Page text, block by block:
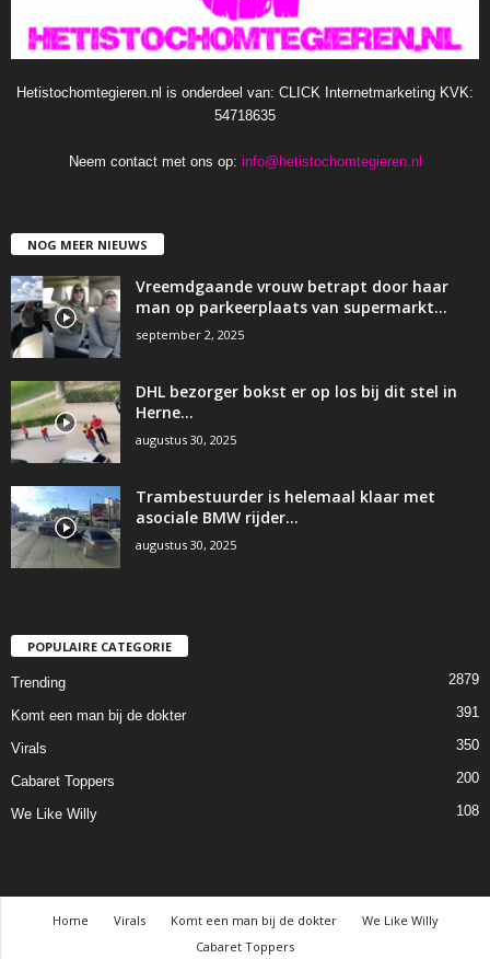
Hetistochomtegieren.nl is onderdeel van: CLICK Internetmarketing KVK:
54718635
Neem contact met ons op: info@hetistochomtegieren.nl
NOG MEER NIEUWS
Vreemdgaande vrouw betrapt door haar
man op parkeerplaats van supermarkt…
september 2, 2025
DHL bezorger bokst er op los bij dit stel in
Herne…
augustus 30, 2025
Trambestuurder is helemaal klaar met
asociale BMW rijder…
augustus 30, 2025
POPULAIRE CATEGORIE
Trending 2879
Komt een man bij de dokter 391
Virals 350
Cabaret Toppers 200
We Like Willy 108
Home Virals Komt een man bij de dokter
We Like Willy
Cabaret Toppers